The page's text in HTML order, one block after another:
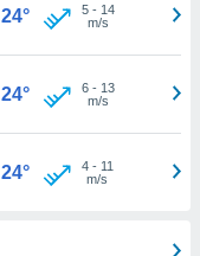
24° 5- 14
m/s
24° 6- 13
m/s
24° 4- 11
m/s